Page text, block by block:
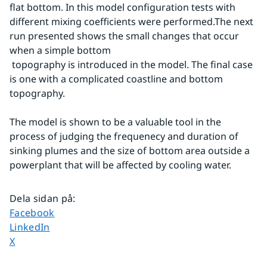
flat bottom. In this model configuration tests with
different mixing coefficients were performed.The next
run presented shows the small changes that occur
when a simple bottom
is one with a complicated coastline and bottom
topography.
The model is shown to be a valuable tool in the
process of judging the frequenecy and duration of
sinking plumes and the size of bottom area outside a
powerplant that will be affected by cooling water.
Dela sidan på:
Dela sidan på
Facebook
Dela sidan på
LinkedIn
Dela sidan på
X